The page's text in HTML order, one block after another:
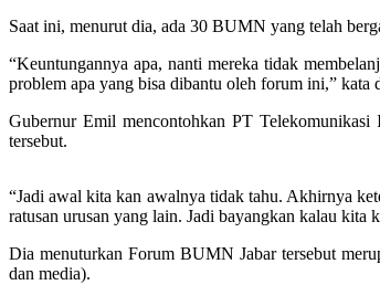
Saat ini, menurut dia, ada 30 BUMN yang telah
“Keuntungannya apa, nanti mereka tidak
problem apa yang bisa dibantu oleh forum ini,” kata
Gubernur Emil mencontohkan PT
tersebut.
“Jadi awal kita kan awalnya tidak tahu. Akhirnya
ratusan urusan yang lain. Jadi bayangkan kalau
Dia menuturkan Forum BUMN Jabar tersebut
dan media).